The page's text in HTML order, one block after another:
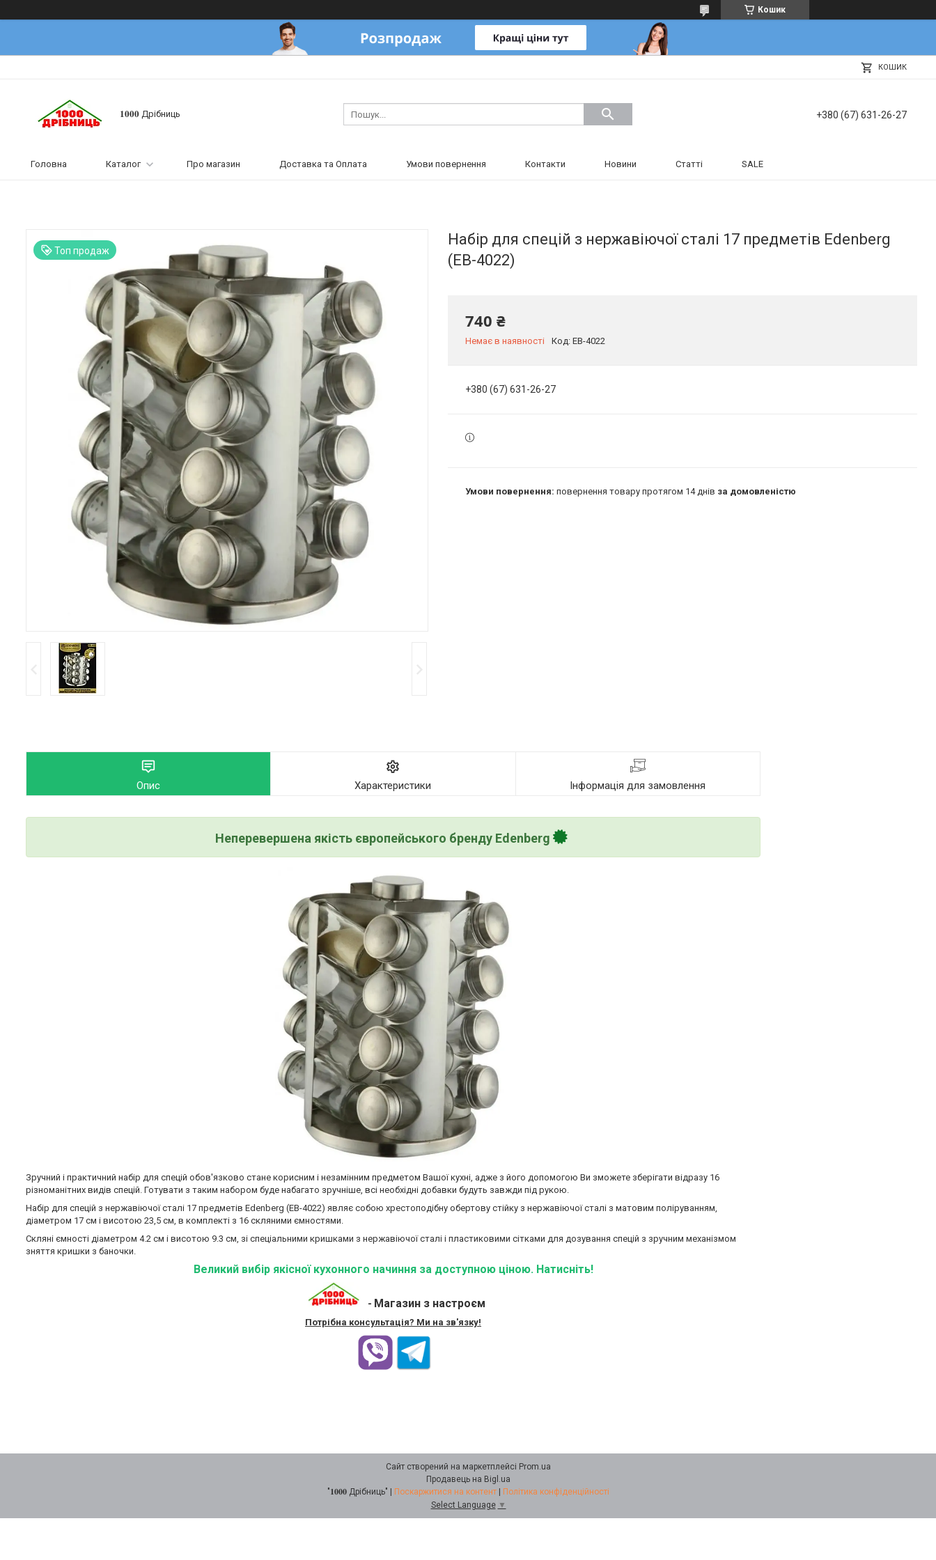
Кошик
КОШИК
𝟏𝟎𝟎𝟎 Дрібниць +380 (67) 631-26-27
Головна Каталог Про магазин Доставка та Оплата Умови повернення Контакти Новини Статті SALE
Топ продаж
Набір для спецій з нержавіючої сталі 17 предметів Edenberg
(EB-4022)
740 ₴
Немає в наявності Код: EB-4022
+380 (67) 631-26-27
повернення товару протягом 14 днів за домовленістю
Опис Характеристики Інформація для замовлення
Неперевершена якість європейського бренду Edenberg
Зручний і практичний набір для спецій обов'язково стане корисним і незамінним предметом Вашої кухні, адже з його допомогою Ви зможете зберігати відразу 16
різноманітних видів спецій. Готувати з таким набором буде набагато зручніше, всі необхідні добавки будуть завжди під рукою.
Набір для спецій з нержавіючої сталі 17 предметів Edenberg (EB-4022) являє собою хрестоподібну обертову стійку з нержавіючої сталі з матовим поліруванням,
діаметром 17 см і висотою 23,5 см, в комплекті з 16 скляними ємностями.
Скляні ємності діаметром 4.2 см і висотою 9.3 см, зі спеціальними кришками з нержавіючої сталі і пластиковими сітками для дозування спецій з зручним механізмом
зняття кришки з баночки.
Великий вибір якісної кухонного начиння за доступною ціною. Натисніть!
- Магазин з настроєм
Потрібна консультація? Ми на зв'язку!
Сайт створений на маркетплейсі Prom.ua
Продавець на Bigl.ua
Поскаржитися на контент
Політика конфіденційності
Select Language ▼